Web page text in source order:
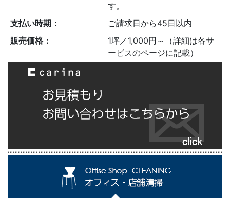
す。
支払い時期：
ご請求日から45日以内
販売価格：
1坪／1,000円～（詳細は各サ
ービスのページに記載）